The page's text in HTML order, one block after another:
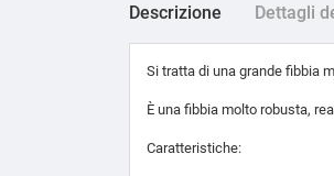
Descrizione Dettagli
Si tratta di una grande fibbia
È una fibbia molto robusta,
Caratteristiche: